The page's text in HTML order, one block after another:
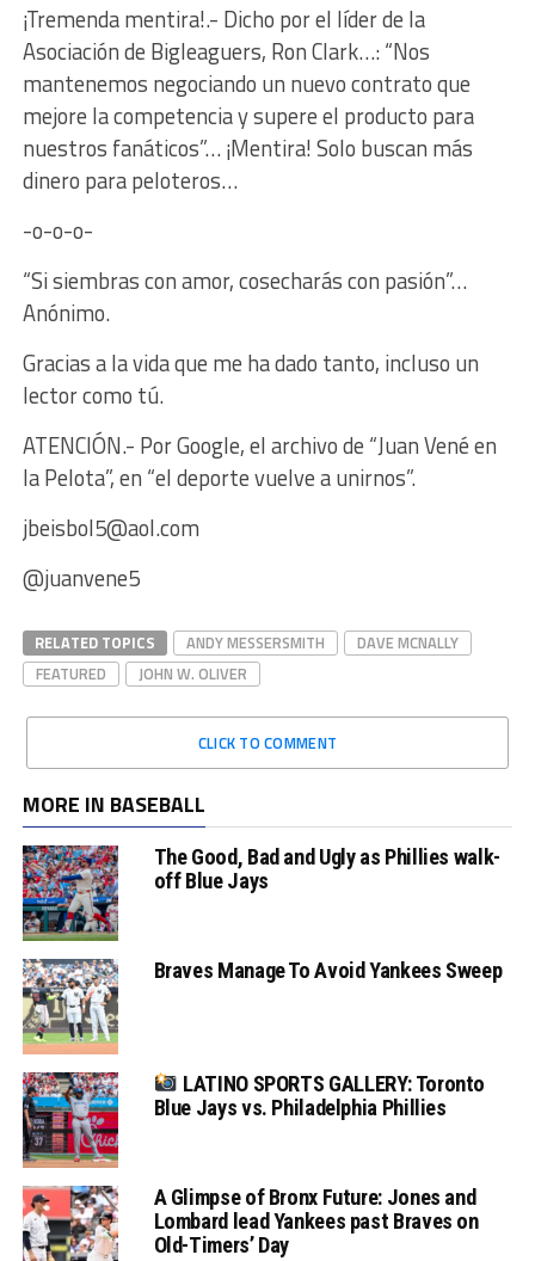
¡Tremenda mentira!.- Dicho por el líder de la
Asociación de Bigleaguers, Ron Clark…: “Nos
mantenemos negociando un nuevo contrato que
mejore la competencia y supere el producto para
nuestros fanáticos”… ¡Mentira! Solo buscan más
dinero para peloteros…
-o-o-o-
“Si siembras con amor, cosecharás con pasión”…
Anónimo.
Gracias a la vida que me ha dado tanto, incluso un
lector como tú.
ATENCIÓN.- Por Google, el archivo de “Juan Vené en
la Pelota”, en “el deporte vuelve a unirnos”.
jbeisbol5@aol.com
@juanvene5
RELATED TOPICS ANDY MESSERSMITH
DAVE MCNALLY
FEATURED
JOHN W. OLIVER
CLICK TO COMMENT
MORE IN BASEBALL
The Good, Bad and Ugly as Phillies walk-
off Blue Jays
Braves Manage To Avoid Yankees Sweep
LATINO SPORTS GALLERY: Toronto
Blue Jays vs. Philadelphia Phillies
A Glimpse of Bronx Future: Jones and
Lombard lead Yankees past Braves on
Old-Timers’ Day